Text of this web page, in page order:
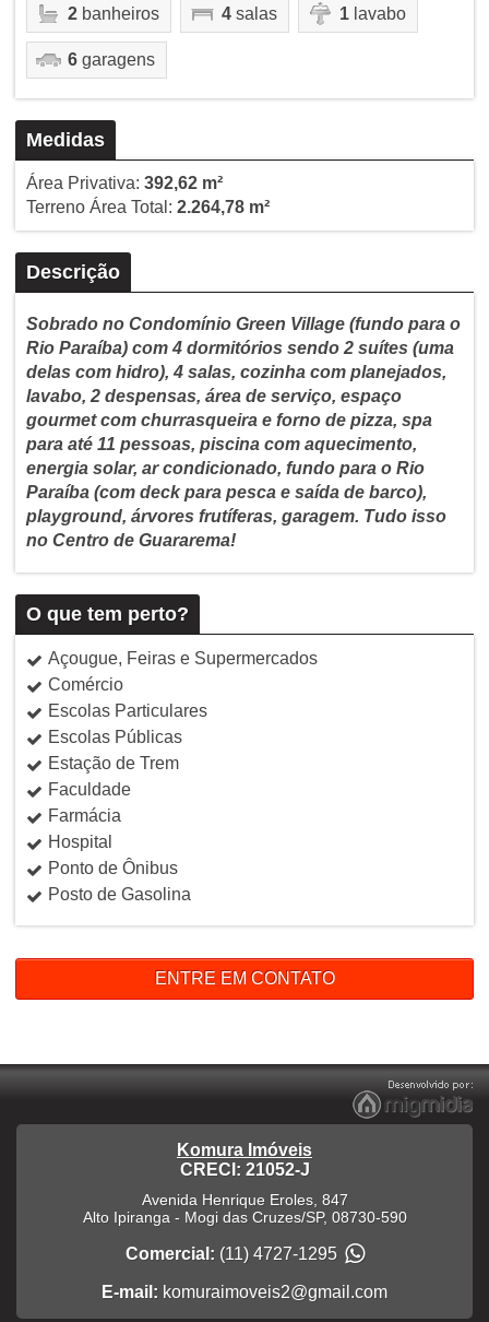
2banheiros 4salas 1lavabo
6garagens
Medidas
Área Privativa: 392,62 m²
Terreno Área Total: 2.264,78 m²
Descrição
Sobrado no Condomínio Green Village (fundo para o
Rio Paraíba) com 4 dormitórios sendo 2 suítes (uma
delas com hidro), 4 salas, cozinha com planejados,
lavabo, 2 despensas, área de serviço, espaço
gourmet com churrasqueira e forno de pizza, spa
para até 11 pessoas, piscina com aquecimento,
energia solar, ar condicionado, fundo para o Rio
Paraíba (com deck para pesca e saída de barco),
playground, árvores frutíferas, garagem. Tudo isso
no Centro de Guararema!
O que tem perto?
Açougue, Feiras e Supermercados
Comércio
Escolas Particulares
Escolas Públicas
Estação de Trem
Faculdade
Farmácia
Hospital
Ponto de Ônibus
Posto de Gasolina
ENTRE EM CONTATO
Komura Imóveis
CRECI: 21052-J
Avenida Henrique Eroles, 847
Alto Ipiranga - Mogi das Cruzes/SP, 08730-590
Comercial: (11) 4727-1295
E-mail: komuraimoveis2@gmail.com